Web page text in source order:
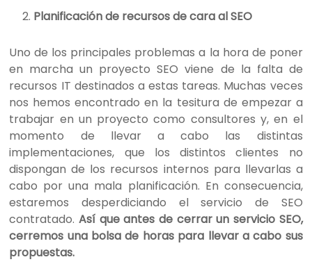
Planificación de recursos de cara al SEO
Uno de los principales problemas a la hora de poner
en marcha un proyecto SEO viene de la falta de
recursos IT destinados a estas tareas. Muchas veces
nos hemos encontrado en la tesitura de empezar a
trabajar en un proyecto como consultores y, en el
momento de llevar a cabo las distintas
implementaciones, que los distintos clientes no
dispongan de los recursos internos para llevarlas a
cabo por una mala planificación. En consecuencia,
estaremos desperdiciando el servicio de SEO
contratado.Así que antes de cerrar un servicio SEO,
cerremos una bolsa de horas para llevar a cabo sus
propuestas.